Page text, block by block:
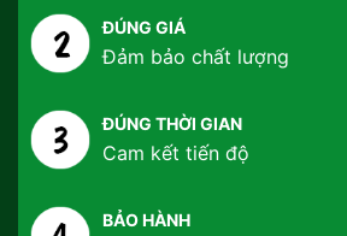
ĐÚNG GIÁ
Đảm bảo chất lượng
ĐÚNG THỜI GIAN
Cam kết tiến độ
BẢO HÀNH